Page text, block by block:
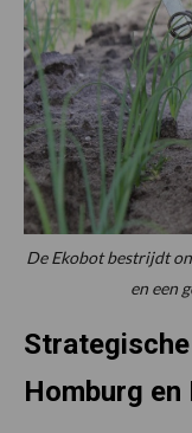
De Ekobot bestrijdt
en een
Homburg en